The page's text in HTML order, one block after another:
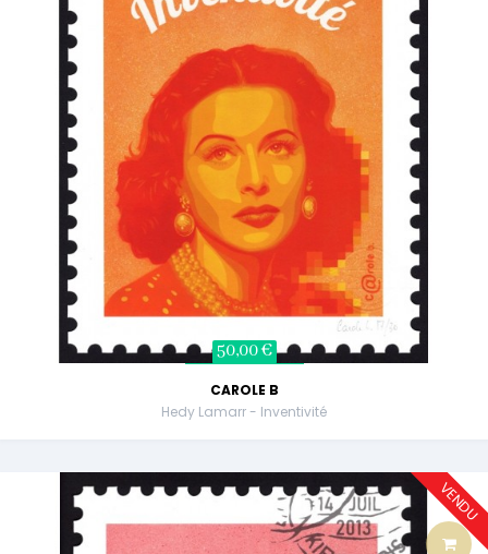
50,00 €
CAROLE B
Hedy Lamarr - Inventivité
VENDU